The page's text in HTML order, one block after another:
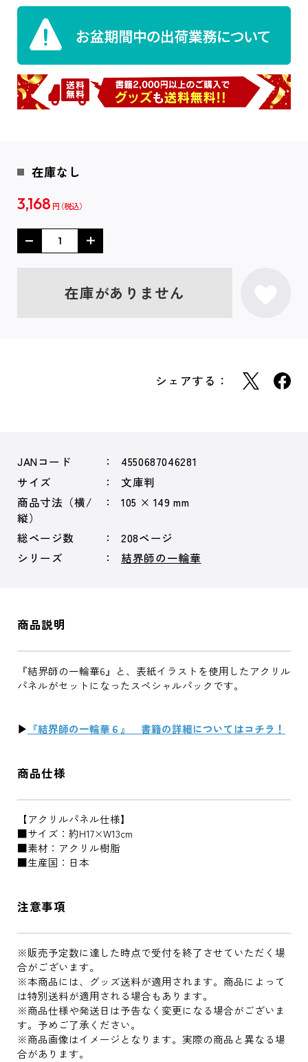
在庫なし
3,168 円
在庫がありません
シェアする：
JANコード
4550687046281
サイズ
文庫判
商品寸法（横/
縦）
105 × 149 mm
総ページ数
208ページ
シリーズ
結界師の一輪華
商品説明
『結界師の一輪華6』と、表紙イラストを使用したアクリル
パネルがセットになったスペシャルパックです。
▶ 『結界師の一輪華６』 書籍の詳細についてはコチラ！
商品仕様
【アクリルパネル仕様】
■サイズ：約H17×W13cm
■素材：アクリル樹脂
■生産国：日本
注意事項
※販売予定数に達した時点で受付を終了させていただく場
合がございます。
※本商品には、グッズ送料が適用されます。商品によって
は特別送料が適用される場合もあります。
※商品仕様や発送日は予告なく変更になる場合がございま
す。予めご了承ください。
※商品画像はイメージとなります。実際の商品と異なる場
合があります。